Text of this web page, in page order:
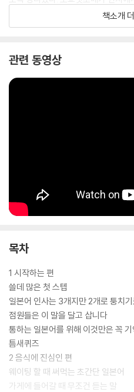
일본어만 수록하여 실용성 200%를
직접 그린 위트 있는 그림으로 구성
이 책 한 권이면 이번 일본 여행의 텐
책소개
관련 동영상
목차
1 시작하는 편
쓸데 많은 첫 스텝
일본어 인사는 3개지만 2개로 퉁치
점원들은 이 말을 달고 삽니다
통하는 일본어를 위해 이것만은 꼭
틈새퀴즈
2 음식에 진심인 편
웨이팅 할 때 써먹는 초간단 일본어
가게에 들어갈 때 무조건 듣는 말